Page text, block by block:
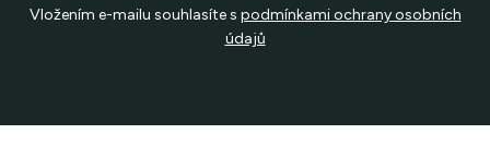
Vložením e-mailu souhlasíte s podmínkami ochrany osobních
údajů